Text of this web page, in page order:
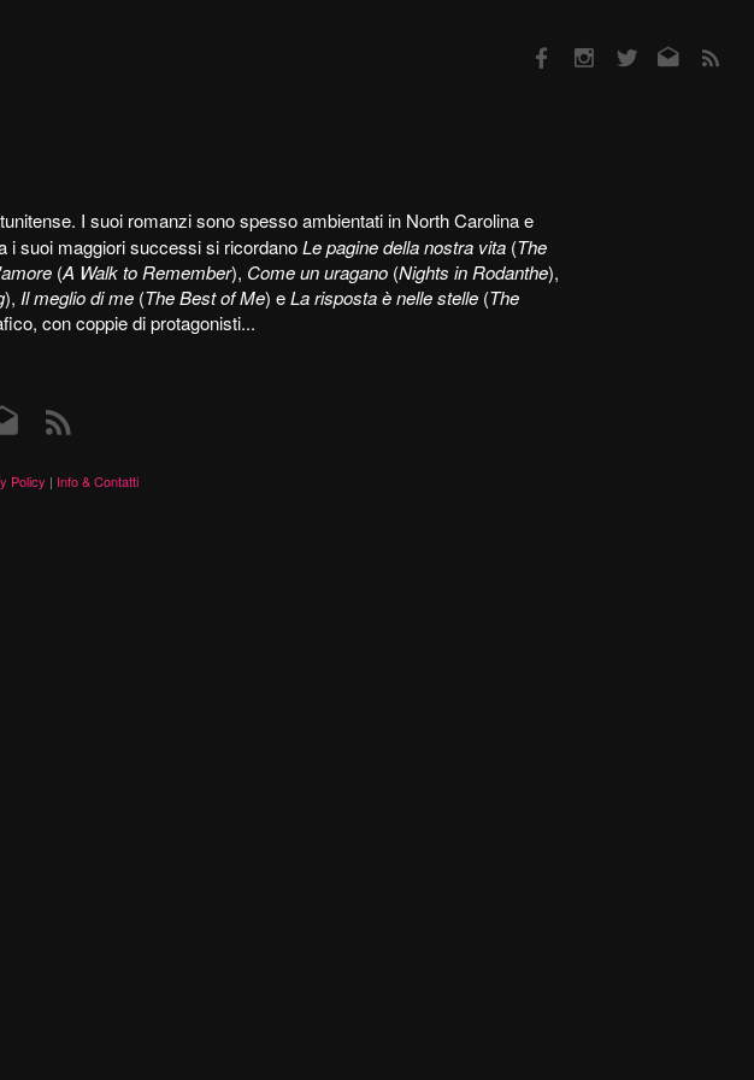
I suoi romanzi sono spesso ambientati in North Carolina e
i suoi maggiori successi si ricordanoLe pagine della nostra vita (The
(A Walk to Remember), Come un uragano (Nights in Rodanthe),
), Il meglio di me (The Best of Me) eLa risposta è nelle stelle (The
con coppie di protagonisti...
Policy | Info & Contatti